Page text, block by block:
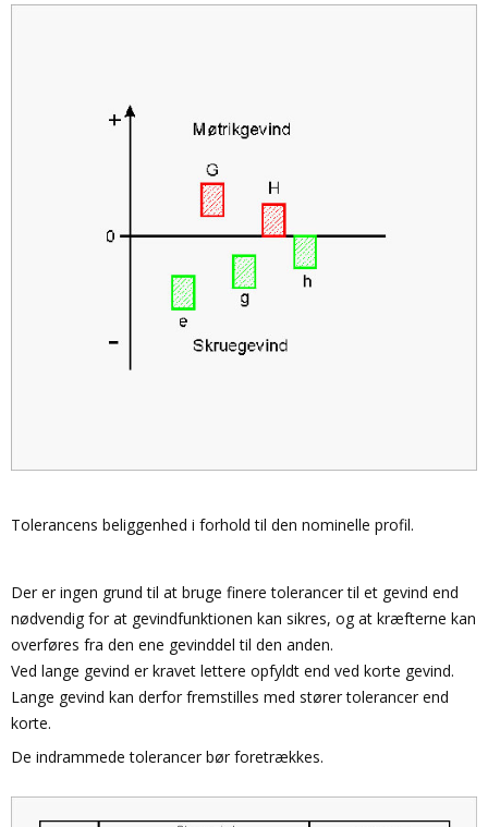
Tolerancens beliggenhed i forhold til den nominelle profil.
Der er ingen grund til at bruge finere tolerancer til et gevind end
nødvendig for at gevindfunktionen kan sikres, og at kræfterne kan
overføres fra den ene gevinddel til den anden.
Ved lange gevind er kravet lettere opfyldt end ved korte gevind.
Lange gevind kan derfor fremstilles med stører tolerancer end
korte.
De indrammede tolerancer bør foretrækkes.